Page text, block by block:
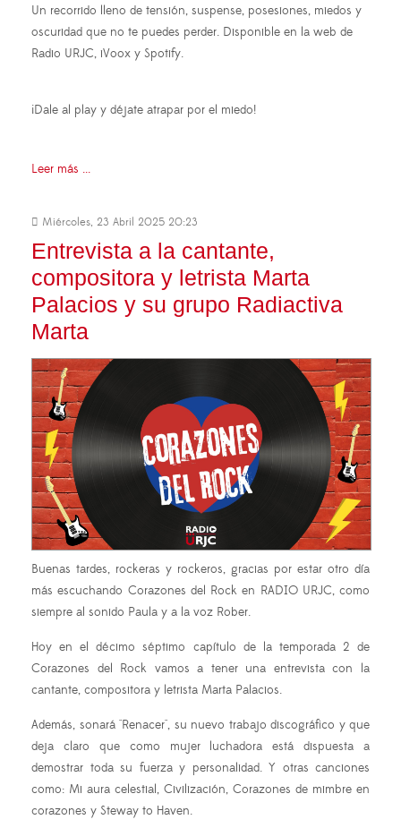
Un recorrido lleno de tensión, suspense, posesiones, miedos y
oscuridad que no te puedes perder. Disponible en la web de
Radio URJC, iVoox y Spotify.
¡Dale al play y déjate atrapar por el miedo!
Leer más ...
Miércoles, 23 Abril 2025 20:23
Entrevista a la cantante,
compositora y letrista Marta
Palacios y su grupo Radiactiva
Marta
Buenas tardes, rockeras y rockeros, gracias por estar otro día
más escuchando Corazones del Rock en RADIO URJC, como
siempre al sonido Paula y a la voz Rober.
Hoy en el décimo séptimo capítulo de la temporada 2 de
Corazones del Rock vamos a tener una entrevista con la
cantante, compositora y letrista Marta Palacios.
Además, sonará "Renacer", su nuevo trabajo discográfico y que
deja claro que como mujer luchadora está dispuesta a
demostrar toda su fuerza y personalidad. Y otras canciones
como: Mi aura celestial, Civilización, Corazones de mimbre en
corazones y Steway to Haven.